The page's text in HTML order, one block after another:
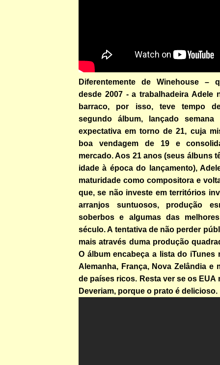
Diferentemente de Winehouse –
desde 2007 - a trabalhadeira Adele
barraco, por isso, teve tempo
segundo álbum, lançado semana
expectativa em torno de 21, cuja
boa vendagem de 19 e
mercado. Aos 21 anos (seus álbuns
idade à época do lançamento),
maturidade como compositora e
que, se não investe em territórios
arranjos suntuosos, produção
soberbos e algumas das
século. A tentativa de não perder
mais através duma produção
O álbum encabeça a lista do iTunes
Alemanha, França, Nova Zelândia e
de países ricos. Resta ver se os EUA
Deveriam, porque o prato é delicioso.